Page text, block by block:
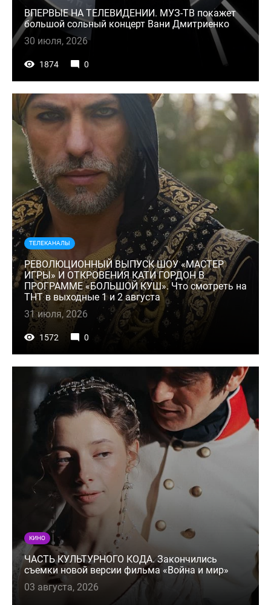
ВПЕРВЫЕ НА ТЕЛЕВИДЕНИИ. МУЗ-ТВ покажет
большой сольный концерт Вани Дмитриенко
30 июля, 2026
1874 0
ТЕЛЕКАНАЛЫ
РЕВОЛЮЦИОННЫЙ ВЫПУСК ШОУ «МАСТЕР
ИГРЫ» И ОТКРОВЕНИЯ КАТИ ГОРДОН В
ПРОГРАММЕ «БОЛЬШОЙ КУШ». Что смотреть на
ТНТ в выходные 1 и 2 августа
31 июля, 2026
1572 0
КИНО
ЧАСТЬ КУЛЬТУРНОГО КОДА. Закончились
съемки новой версии фильма «Война и мир»
03 августа, 2026